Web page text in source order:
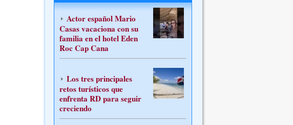
Actor español Mario
Casas vacaciona con su
familia en el hotel Eden
Roc Cap Cana
Los tres principales
retos turísticos que
enfrenta RD para seguir
creciendo